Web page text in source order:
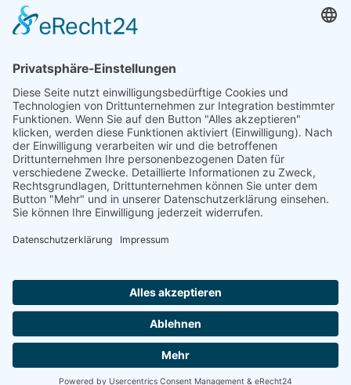
Spenden können steuerlich abgesetzt werden
Förderung
© 1987 – 2025
Storchenhof Loburg e.V.
Alle Rechte vorbehalten.
Cookie-Einstellungen
Navigation überspringen
Impressum
Haftungsausschluss
Facebook
YouTube